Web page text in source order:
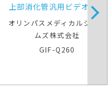
上部消化管汎用ビデオスコ
ープ
オリンパスメディカルシステ
ムズ株式会社
GIF-Q260